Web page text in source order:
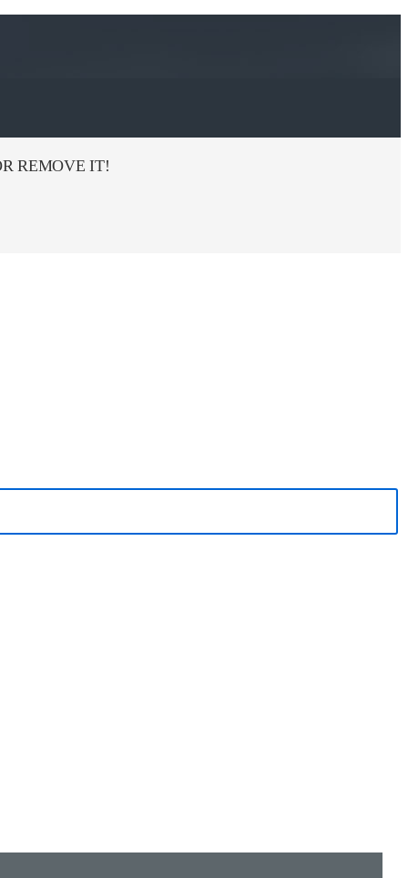
REMOVE IT!